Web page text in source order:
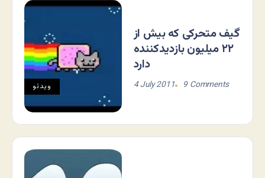
ویدئو
گیف متحرکی که بیش از
۲۲ میلیون بازدیدکننده
دارد
4 July 2011 9 Comments